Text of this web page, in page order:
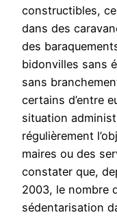
constructibles,
dans des
des
bidonvilles sans
sans
certains d’entre
situation
régulièrement
maires ou des
constater que,
2003, le nombre
sédentarisation